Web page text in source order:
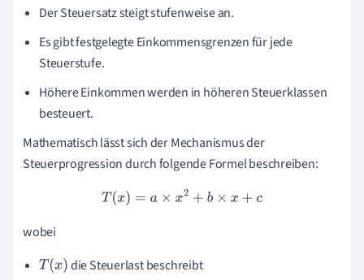
Der Steuersatz steigt stufenweise an.
Es gibt festgelegte Einkommensgrenzen für jede
Steuerstufe.
Höhere Einkommen werden in höheren Steuerklassen
besteuert.
Mathematisch lässt sich der Mechanismus der
Steuerprogression durch folgende Formel beschreiben:
T( x) =a ×x2 +b×x +c
wobei
T(x)
die Steuerlast beschreibt